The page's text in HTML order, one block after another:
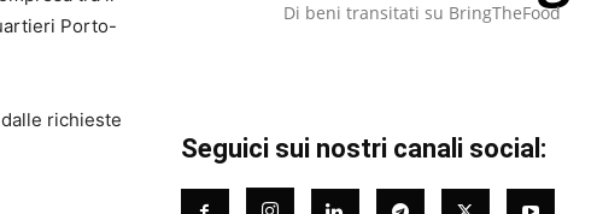
Porto-
richieste
Di beni transitati su BringTheFood
Seguici sui nostri canali social: